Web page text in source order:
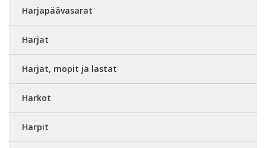
Harjapäävasarat
Harjat
Harjat, mopit ja lastat
Harkot
Harpit